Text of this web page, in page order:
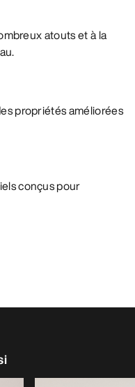
atouts et à la
propriétés améliorées
conçus pour